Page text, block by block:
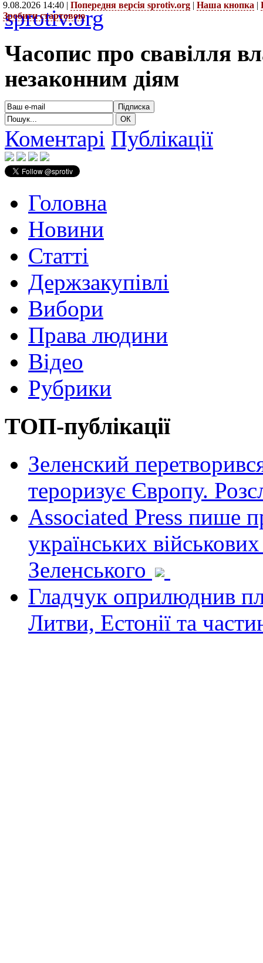
9.08.2026 14:40 | Попередня версія sprotiv.org | Наша кнопка |
Зробити стартовою
sprotiv.org
Часопис про свавілля
незаконним діям
Коментарі Публікації
Головна
Новини
Статті
Держзакупівлі
Вибори
Права людини
Відео
Рубрики
ТОП-публікації
Зеленский
тероризує Європу.
Associated Press пише
українських
Зеленського
Гладчук оприлюднив
Литви, Естонії та